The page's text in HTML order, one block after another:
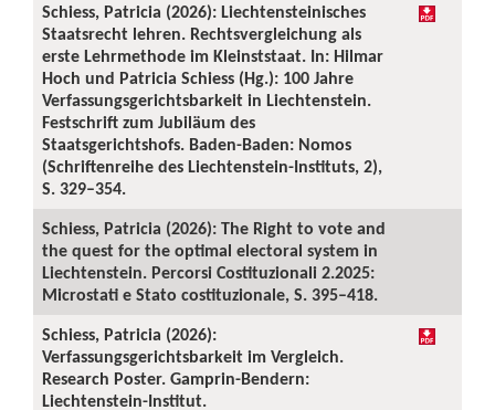
Schiess, Patricia (2026): Liechtensteinisches
Staatsrecht lehren. Rechtsvergleichung als
erste Lehrmethode im Kleinststaat. In: Hilmar
Hoch und Patricia Schiess (Hg.): 100 Jahre
Verfassungsgerichtsbarkeit in Liechtenstein.
Festschrift zum Jubiläum des
Staatsgerichtshofs. Baden-Baden: Nomos
(Schriftenreihe des Liechtenstein-Instituts, 2),
S. 329–354.
Schiess, Patricia (2026): The Right to vote and
the quest for the optimal electoral system in
Liechtenstein. Percorsi Costituzionali 2.2025:
Microstati e Stato costituzionale, S. 395–418.
Schiess, Patricia (2026):
Verfassungsgerichtsbarkeit im Vergleich.
Research Poster. Gamprin-Bendern:
Liechtenstein-Institut.